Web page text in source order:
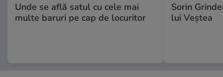
Unde se află satul cu cele mai
multe baruri pe cap de locuritor
Sorin
lui Veștea